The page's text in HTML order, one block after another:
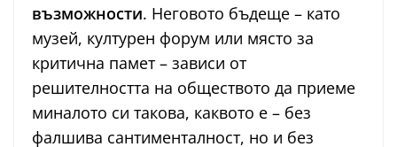
възможности. Неговото бъдеще – като
музей, културен форум или място за
критична памет – зависи от
решителността на обществото да приеме
миналото си такова, каквото е – без
фалшива сантименталност, но и без